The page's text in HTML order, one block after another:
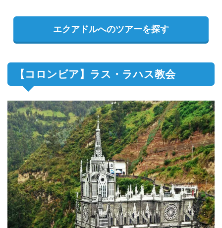
エクアドルへのツアーを探す
【コロンビア】ラス・ラハス教会